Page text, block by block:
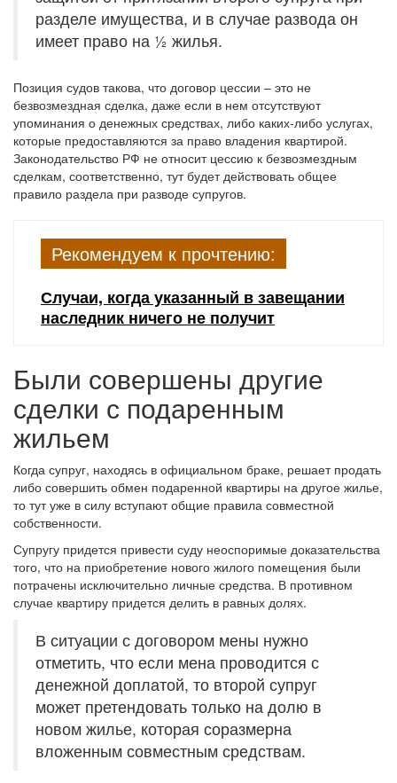
разделе имущества, и в случае развода он
имеет право на ½ жилья.
Позиция судов такова, что договор цессии – это не
безвозмездная сделка, даже если в нем отсутствуют
упоминания о денежных средствах, либо каких-либо услугах,
которые предоставляются за право владения квартирой.
Законодательство РФ не относит цессию к безвозмездным
сделкам, соответственно, тут будет действовать общее
правило раздела при разводе супругов.
Рекомендуем к прочтению:
Случаи, когда указанный в завещании
наследник ничего не получит
Были совершены другие
сделки с подаренным
жильем
Когда супруг, находясь в официальном браке, решает продать
либо совершить обмен подаренной квартиры на другое жилье,
то тут уже в силу вступают общие правила совместной
собственности.
Супругу придется привести суду неоспоримые доказательства
того, что на приобретение нового жилого помещения были
потрачены исключительно личные средства. В противном
случае квартиру придется делить в равных долях.
В ситуации с договором мены нужно
отметить, что если мена проводится с
денежной доплатой, то второй супруг
может претендовать только на долю в
новом жилье, которая соразмерна
вложенным совместным средствам.